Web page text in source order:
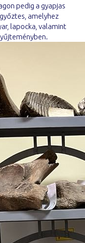
pedig a gyapjas
amelyhez
lapocka, valamint